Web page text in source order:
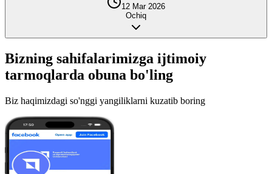
12 Mar 2026
Ochiq
Bizning sahifalarimizga ijtimoiy
tarmoqlarda obuna bo'ling
Biz haqimizdagi so'nggi yangiliklarni kuzatib boring